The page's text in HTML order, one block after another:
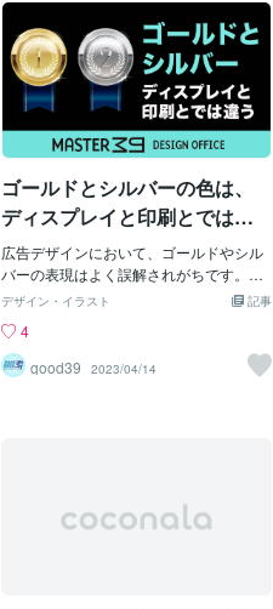
ターで「プラチナのみ」に絞り込んで、
プラチナだけに相談し続け、でもどうに
もならなかった相談者が、 たまたま、フ
ィルターを外して検索し、私を見つけて
くれただけなんです。 彼らは皆、プラチ
ナ出品者に何百回も相談しても「救われ
なかった」と言います。でも私のところ
に来たら、短時間で悩みの本質を突かれ
て悩みが解決。「今回あな
通用すると考えています。実際にそこを
自動で小さくとっていくというスタイ
ル。足元はトレンドが素直に出やすく、
エントリーから利確までの流れが作りや
すい局面です。そのため、複雑な判断を
増やすよりも、基本に忠実な運用が結果
につながりやすいでしょう。あとはロッ
ト管理と、無理に追いかけない「見送
り」を徹底するだけで、十分に戦える環
境だと思います。
ゴールドとシルバーの色は、
ディスプレイと印刷とでは違
う
広告デザインにおいて、ゴールドやシル
バーの表現はよく誤解されがちです。デ
ィスプレイ上で綺麗に輝くゴールドやシ
現されると期待されることがあります。
しかし、その誤解の原因はRGBとCMYK
の違いにあります。こんにちは、MASTE
の光の組み合わせによって色を再現しま
す。一方、CMYKとは印刷に使用される
記事
デザイン・イラスト
4
good39
2023/04/14